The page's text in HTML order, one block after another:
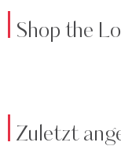
Shop the
Zuletzt